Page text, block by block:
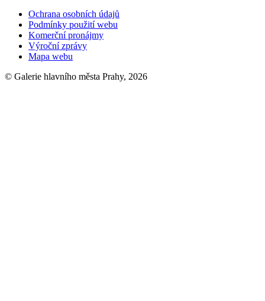
Ochrana osobních údajů
Podmínky použití webu
Komerční pronájmy
Výroční zprávy
Mapa webu
© Galerie hlavního města Prahy, 2026